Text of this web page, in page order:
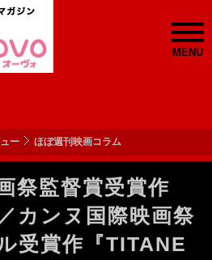
MENU
ー ほぼ週刊映画コラム
祭監督賞受賞作
カンヌ国際映画祭
受賞作『TITANE